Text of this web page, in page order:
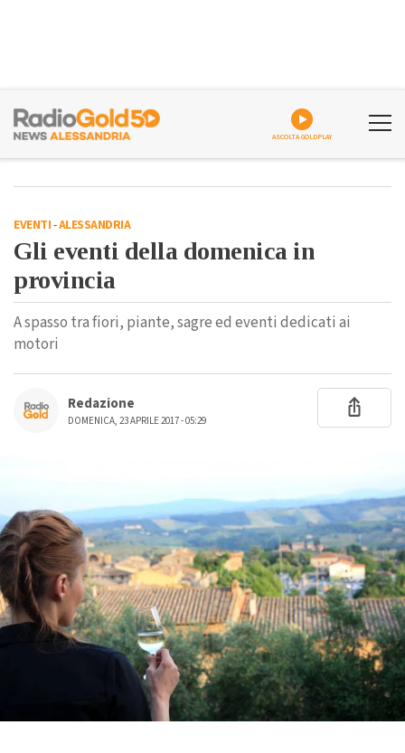
ASCOLTA GOLDPLAY
EVENTI-ALESSANDRIA
Gli eventi della domenica in
provincia
A spasso tra fiori, piante, sagre ed eventi dedicati ai
motori
Redazione
DOMENICA, 23 APRILE 2017 - 05:29